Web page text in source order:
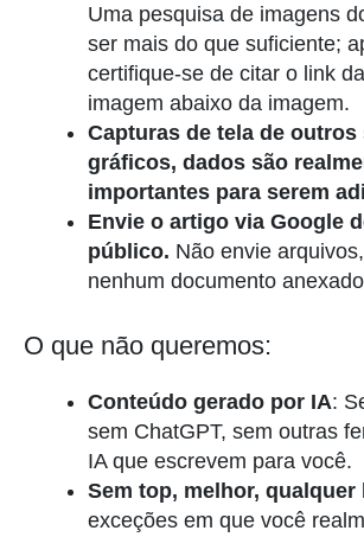
Uma pesquisa de imagens
ser mais do que suficiente;
certifique-se de citar o link
imagem abaixo da imagem.
Capturas de tela de outros
gráficos, dados são
importantes para serem
Envie o artigo via Google
público. Não envie
nenhum documento
O que não queremos:
Conteúdo gerado por IA:
sem ChatGPT, sem outras
IA que escrevem para você.
Sem top, melhor, qualquer
exceções em que você